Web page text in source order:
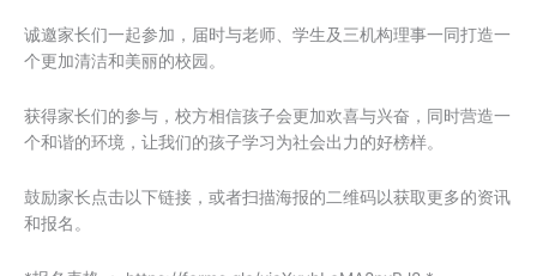
诚邀家长们一起参加，届时与老师、学生及三机构理事一同打造一
个更加清洁和美丽的校园。
获得家长们的参与，校方相信孩子会更加欢喜与兴奋，同时营造一
个和谐的环境，让我们的孩子学习为社会出力的好榜样。
鼓励家长点击以下链接，或者扫描海报的二维码以获取更多的资讯
和报名。